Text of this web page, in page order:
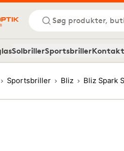
Søg produkter,
SolbrillerSportsbriller
Sportsbriller Bliz Bliz Spark